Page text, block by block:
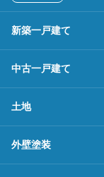
新築一戸建て
中古一戸建て
土地
外壁塗装